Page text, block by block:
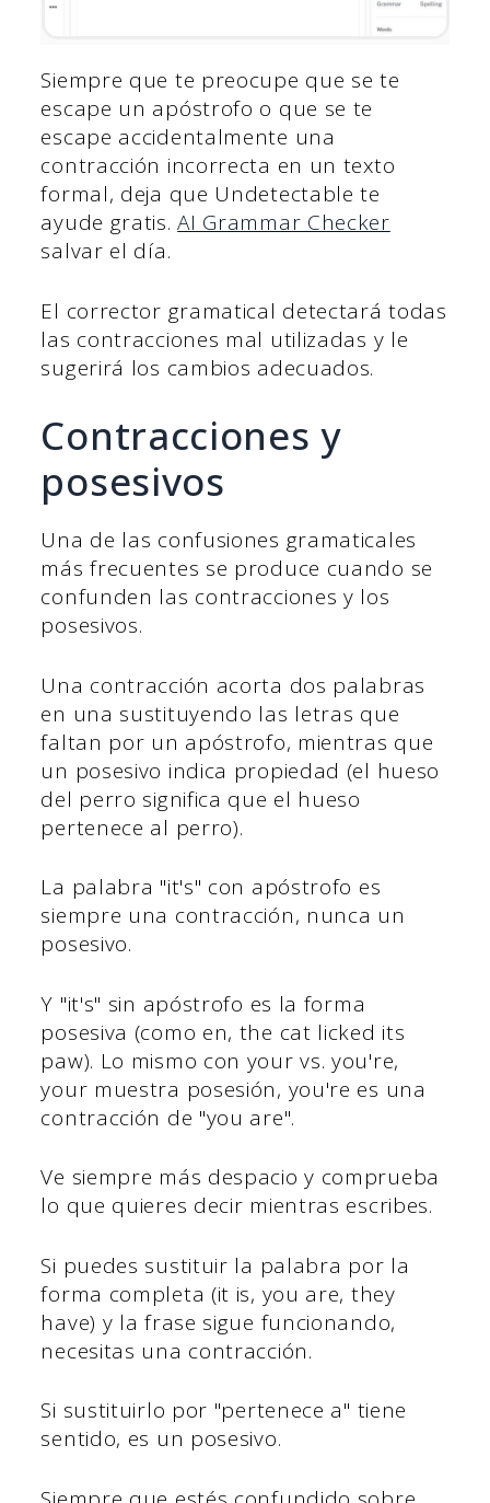
Siempre que te preocupe que se te
escape un apóstrofo o que se te
escape accidentalmente una
contracción incorrecta en un texto
formal, deja que Undetectable te
ayude gratis.AI Grammar Checker
salvar el día.
El corrector gramatical detectará todas
las contracciones mal utilizadas y le
sugerirá los cambios adecuados.
Contracciones y
posesivos
Una de las confusiones gramaticales
más frecuentes se produce cuando se
confunden las contracciones y los
posesivos.
Una contracción acorta dos palabras
en una sustituyendo las letras que
faltan por un apóstrofo, mientras que
un posesivo indica propiedad (el hueso
del perro significa que el hueso
pertenece al perro).
La palabra "it's" con apóstrofo es
siempre una contracción, nunca un
posesivo.
Y "it's" sin apóstrofo es la forma
posesiva (como en, the cat licked its
paw). Lo mismo con your vs. you're,
your muestra posesión, you're es una
contracción de "you are".
Ve siempre más despacio y comprueba
lo que quieres decir mientras escribes.
Si puedes sustituir la palabra por la
forma completa (it is, you are, they
have) y la frase sigue funcionando,
necesitas una contracción.
Si sustituirlo por "pertenece a" tiene
sentido, es un posesivo.